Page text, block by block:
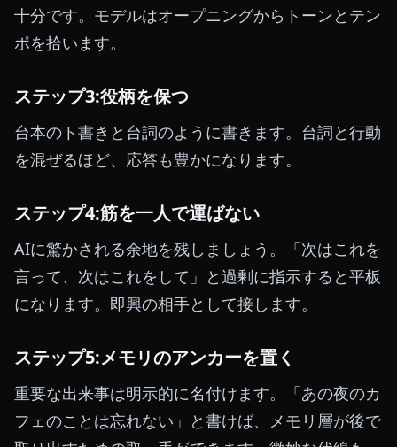
十分です。モデルはオープニングからトーンとテン
ポを拾います。
ステップ3:役柄を保つ
台本のト書きと台詞のように書きます。台詞と行動
を混ぜるほど、応答も豊かになります。
ステップ4:筋を一人で運ばない
AIに驚かされる余地を残しましょう。「次はこれを
言って、次はこれをして」と過剰に指示すると平板
になります。即興の相手として接します。
ステップ5:メモリのアンカーを置く
重要な出来事は明示的に名付けます。「あの夜のカ
フェのことは忘れない」と書けば、メモリ層が後で